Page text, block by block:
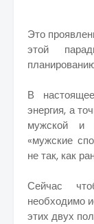
Это
этой
В
энергия, а
мужской и
«мужские
не так, как
Сейчас
необходимо
этих двух